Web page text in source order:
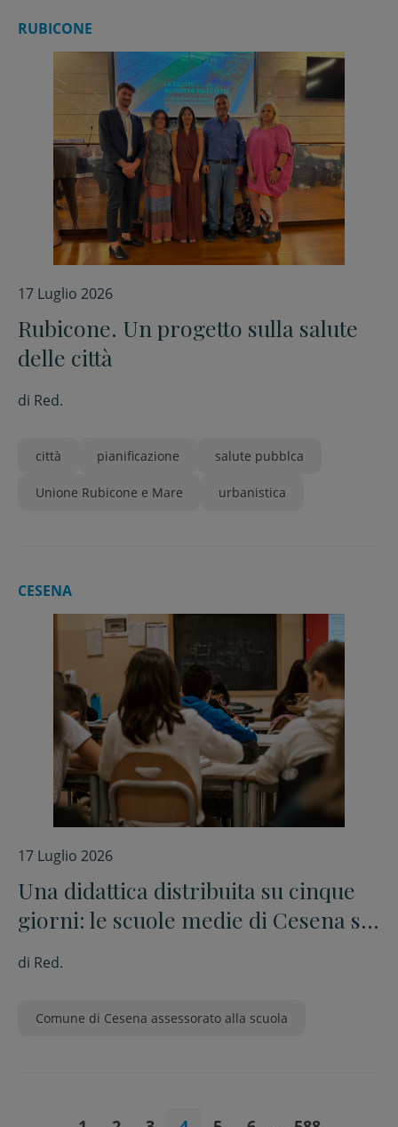
RUBICONE
17 Luglio 2026
Rubicone. Un progetto sulla salute
delle città
di Red.
città pianificazione salute pubblca
Unione Rubicone e Mare urbanistica
CESENA
17 Luglio 2026
Una didattica distribuita su cinque
giorni: le scuole medie di Cesena si
preparano al nuovo modello
organizzativo
di Red.
Comune di Cesena assessorato alla scuola